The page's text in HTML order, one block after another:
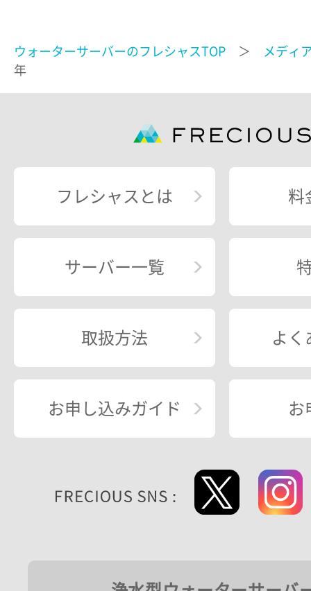
ウォーターサーバーのフレシャスTOP ＞
メディ
年
フレシャスとは 料
サーバー一覧
取扱方法 よく
お申し込みガイド お